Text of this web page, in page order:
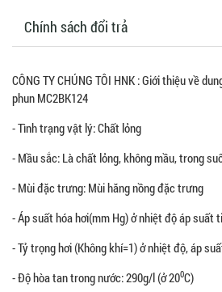
Chính sách đổi trả
CÔNG TY CHÚNG TÔI HNK : Giới thiệu về
phun MC2BK124
- Tình trạng vật lý: Chất lỏng
- Mầu sắc: Là chất lỏng, không mầu, trong
- Mùi đặc trưng: Mùi hăng nồng đặc trưng
- Áp suất hóa hơi(mm Hg) ở nhiệt độ áp suất
- Tỷ trọng hơi (Không khí=1) ở nhiệt độ, áp
- Độ hòa tan trong nước: 290g/l (ở 200C)